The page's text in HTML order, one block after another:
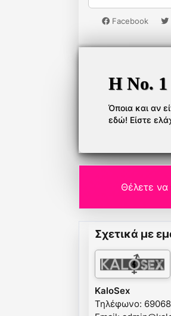
Facebook
Η Νο. 1
Όποια και αν
εδώ! Είστε
Θέλετε να
Σχετικά με
KaloSex
Τηλέφωνο: